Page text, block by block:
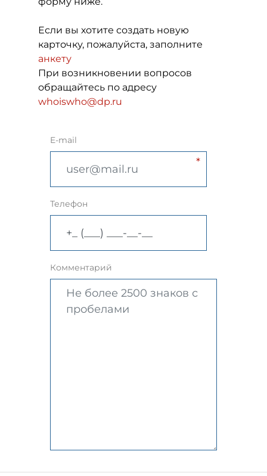
Если вы хотите создать новую
карточку, пожалуйста, заполните
анкету
При возникновении вопросов
обращайтесь по адресу
whoiswho@dp.ru
E-mail
Телефон
Комментарий